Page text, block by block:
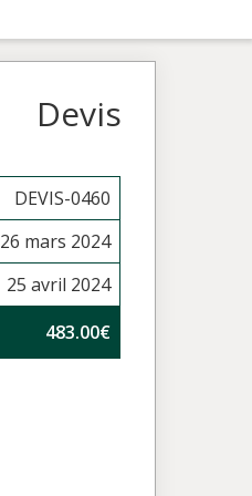
Devis
DEVIS-0460
26 mars 2024
25 avril 2024
483.00€